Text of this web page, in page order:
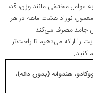
عوامل مختلفی مانند وزن، قد،
نوزاد هشت ماهه در هر
8 ماهه نی نی سایت را ارائه می‌دهیم تا راحت‌تر
هندوانه (بدون دانه)،